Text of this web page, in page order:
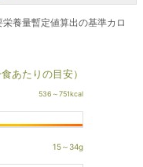
養量暫定値算出の基準カロ
食あたりの目安）